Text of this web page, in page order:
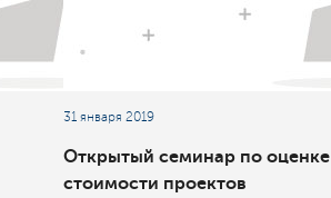
31 января 2019
Открытый семинар по оценке
стоимости проектов